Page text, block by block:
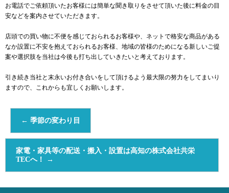
お電話でご依頼頂いたお客様には簡単な聞き取りをさせて頂いた後に料金の目
安などを案内させていただきます。
店頭での買い物に不便を感じておられるお客様や、ネットで格安な商品がある
なか設置に不安を抱えておられるお客様、地域の皆様のためになる新しいご提
案や選択肢を当社は今後も打ち出していきたいと考えております。
引き続き当社と末永いお付き合いをして頂けるよう最大限の努力をしてまいり
ますので、これからも宜しくお願いします。
← 季節の変わり目
家電・家具等の配送・搬入・設置は高知の株式会社共栄
TECへ！
→